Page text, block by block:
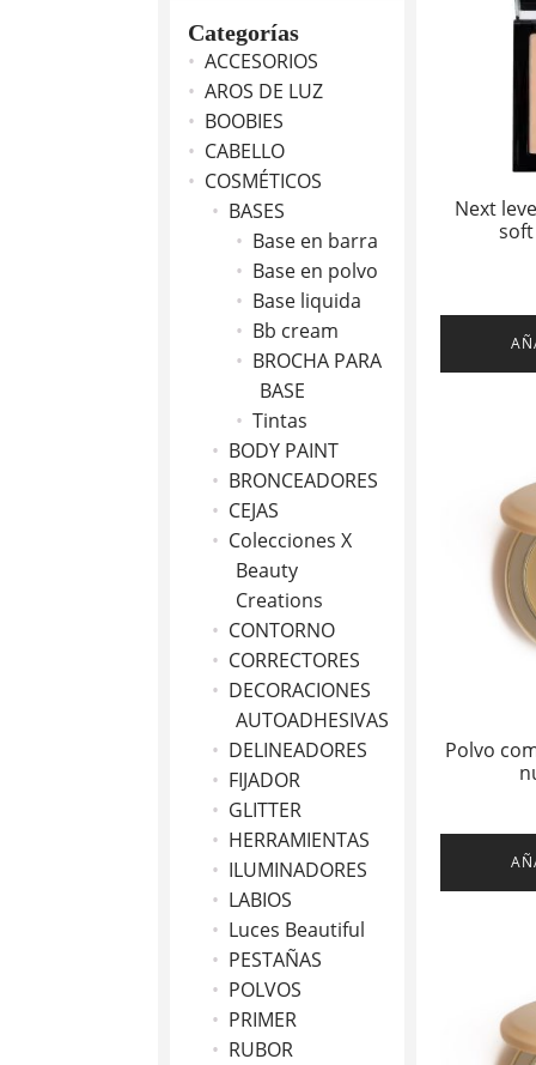
Categorías
ACCESORIOS
AROS DE LUZ
BOOBIES
CABELLO
COSMÉTICOS
BASES
Base en barra
Base en polvo
Base liquida
Bb cream
BROCHA PARA
BASE
Tintas
BODY PAINT
BRONCEADORES
CEJAS
Colecciones X
Beauty
Creations
CONTORNO
CORRECTORES
DECORACIONES
AUTOADHESIVAS
DELINEADORES
FIJADOR
GLITTER
HERRAMIENTAS
ILUMINADORES
LABIOS
Luces Beautiful
PESTAÑAS
POLVOS
PRIMER
RUBOR
Next
Polvo